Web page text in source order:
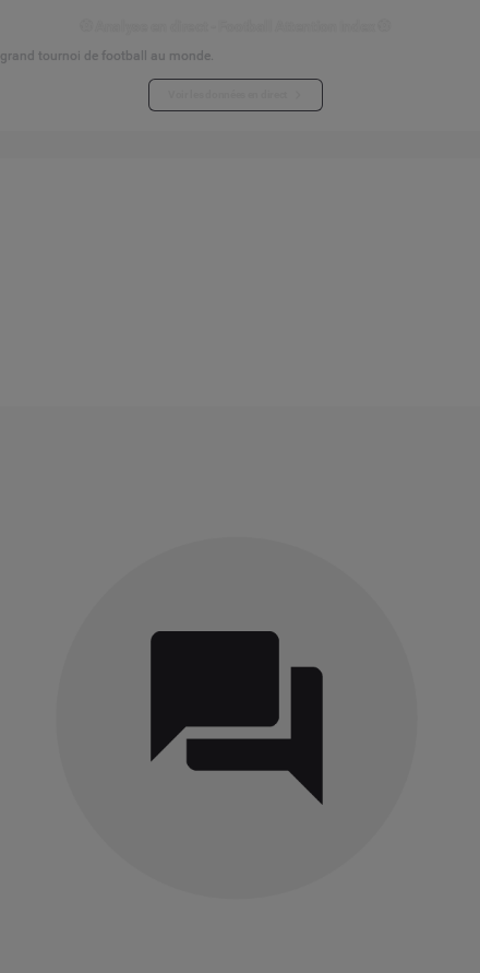
tournoi de football au monde.